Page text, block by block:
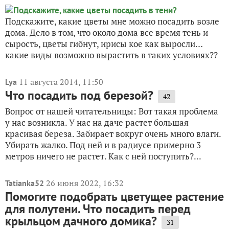
Подскажите, какие цветы мне можно посадить возле
дома. Дело в том, что около дома все время тень и
сырость, цветы гибнут, ирисы кое как выросли…
какие виды возможно вырастить в таких условиях??
Lya 11 августа 2014, 11:50
Что посадить под березой? 42
Вопрос от нашей читательницы: Вот такая проблема
у нас возникла. У нас на даче растет большая
красивая береза. Забирает вокруг очень много влаги.
Убирать жалко. Под ней и в радиусе примерно 3
метров ничего не растет. Как с ней поступить?...
Tatianka52 26 июня 2022, 16:32
Помогите подобрать цветущее растение
для полутени. Что посадить перед
крыльцом дачного домика? 31